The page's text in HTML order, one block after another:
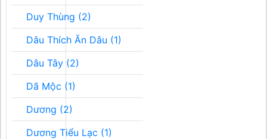
Duy Thùng (2)
Dâu Thích Ăn Dâu (1)
Dâu Tây (2)
Dã Mộc (1)
Dương (2)
Dương Tiểu Lạc (1)